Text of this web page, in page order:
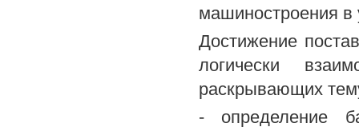
машиностроения в
Достижение
логически
раскрывающих
- определение